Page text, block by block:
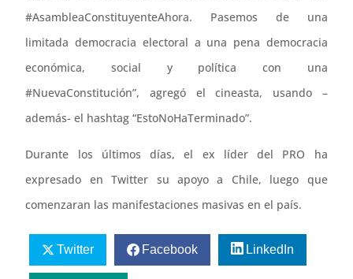
#AsambleaConstituyenteAhora. Pasemos de una
limitada democracia electoral a una pena democracia
económica, social y política con una
#NuevaConstitución”, agregó el cineasta, usando –
además- el hashtag “EstoNoHaTerminado”.
Durante los últimos días, el ex líder del PRO ha
expresado en Twitter su apoyo a Chile, luego que
comenzaran las manifestaciones masivas en el país.
Twitter Facebook LinkedIn